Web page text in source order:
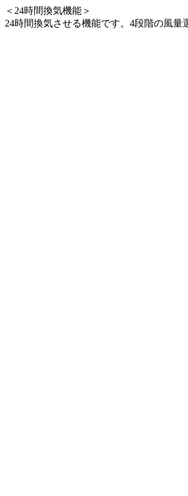
＜24時間換気機能＞
24時間換気させる機能です。4段階の風量